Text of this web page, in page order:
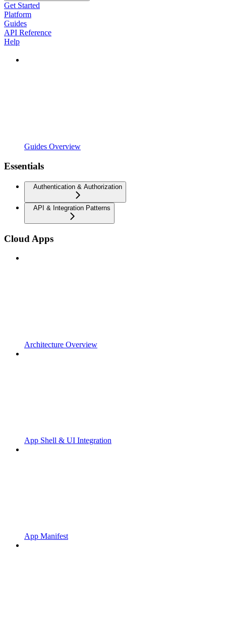
Get Started
Platform
Guides
API Reference
Help
Guides Overview
Essentials
Authentication & Authorization
API & Integration Patterns
Cloud Apps
Architecture Overview
App Shell & UI Integration
App Manifest